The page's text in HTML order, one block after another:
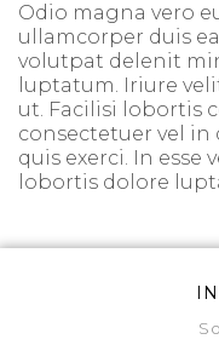
Odio magna vero
ullamcorper duis
volutpat delenit
luptatum. Iriure
ut. Facilisi lobortis
consectetuer vel in
quis exerci. In esse
lobortis dolore